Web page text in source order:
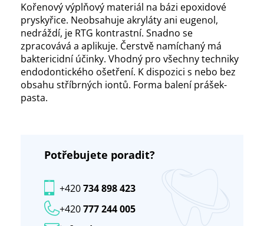
Kořenový výplňový materiál na bázi epoxidové
pryskyřice. Neobsahuje akryláty ani eugenol,
nedráždí, je RTG kontrastní. Snadno se
zpracovává a aplikuje. Čerstvě namíchaný má
baktericidní účinky. Vhodný pro všechny techniky
endodontického ošetření. K dispozici s nebo bez
obsahu stříbrných iontů. Forma balení prášek-
pasta.
Potřebujete poradit?
+420777 244 005
+420734 898 423